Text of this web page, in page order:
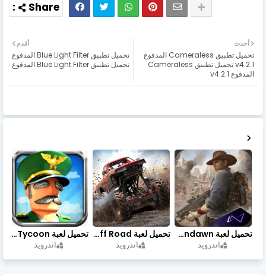
أحدث
تحميل تطبيق Cameraless المدفوع
v4.2.1 تحميل تطبيق Cameraless
المدفوع v4.2.1
أقدم
تحميل تطبيق Blue Light Filter المدفوع
تحميل تطبيق Blue Light Filter المدفوع
تحميل لعبة Undawn مهكرة للأندرويد أخر إصدار | تحميل مباشر + موارد غير محدودة
اندرويد
تحميل لعبة Trucks Off Road مهكرة اخر اصدار
اندرويد
تحميل لعبة Idle Military SCH Tycoon مهكرة آخر إصدار
اندرويد